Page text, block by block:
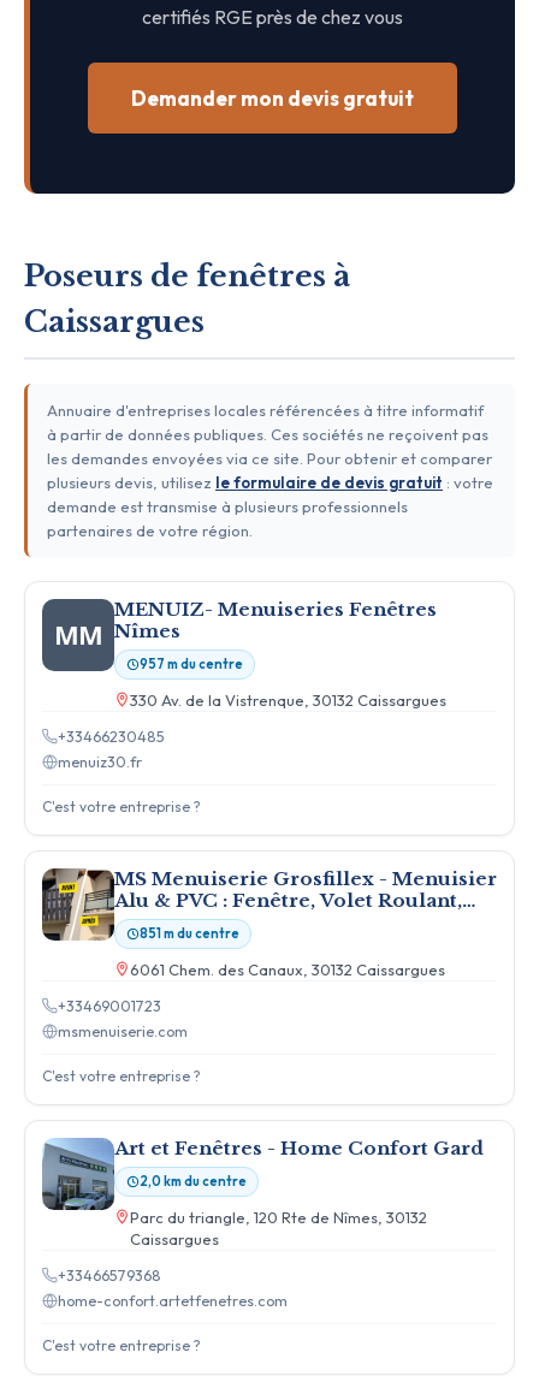
certifiés RGE près de chez vous
Demander mon devis gratuit
Poseurs de fenêtres à
Caissargues
Annuaire d'entreprises locales référencées à titre informatif
à partir de données publiques. Ces sociétés ne reçoivent pas
les demandes envoyées via ce site. Pour obtenir et comparer
plusieurs devis, utilisez le formulaire de devis gratuit : votre
demande est transmise à plusieurs professionnels
partenaires de votre région.
MM
MENUIZ- Menuiseries Fenêtres
Nîmes
957 m du centre
330 Av. de la Vistrenque, 30132 Caissargues
+33466230485
menuiz30.fr
C'est votre entreprise ?
MS Menuiserie Grosfillex - Menuisier
Alu & PVC : Fenêtre, Volet Roulant,
Porte d'entrée - Caissargues
851 m du centre
6061 Chem. des Canaux, 30132 Caissargues
+33469001723
msmenuiserie.com
C'est votre entreprise ?
Art et Fenêtres - Home Confort Gard
2,0 km du centre
Parc du triangle, 120 Rte de Nîmes, 30132
Caissargues
+33466579368
home-confort.artetfenetres.com
C'est votre entreprise ?